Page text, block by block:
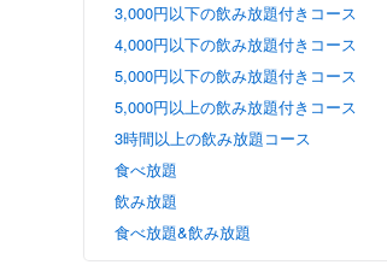
3,000円以下の飲み放題付きコース
4,000円以下の飲み放題付きコース
5,000円以下の飲み放題付きコース
5,000円以上の飲み放題付きコース
3時間以上の飲み放題コース
食べ放題
飲み放題
食べ放題&飲み放題